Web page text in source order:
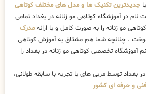
با جدیدترین تکنیک ها و مدل های مختلف کوتاهی
نام در آموزشگاه کوتاهی مو زنانه در بغداد تمامی
مو زنانه را به صورت کامل و با ارائه مدرک
. چنانچه شما هم مشتاق به آموزش کوتاهی
آموزشگاه تخصصی کوتاهی مو زنانه در بغداد را
بغداد توسط مربی های با تجربه با سابقه طولانی،
و حرفه ای کشور